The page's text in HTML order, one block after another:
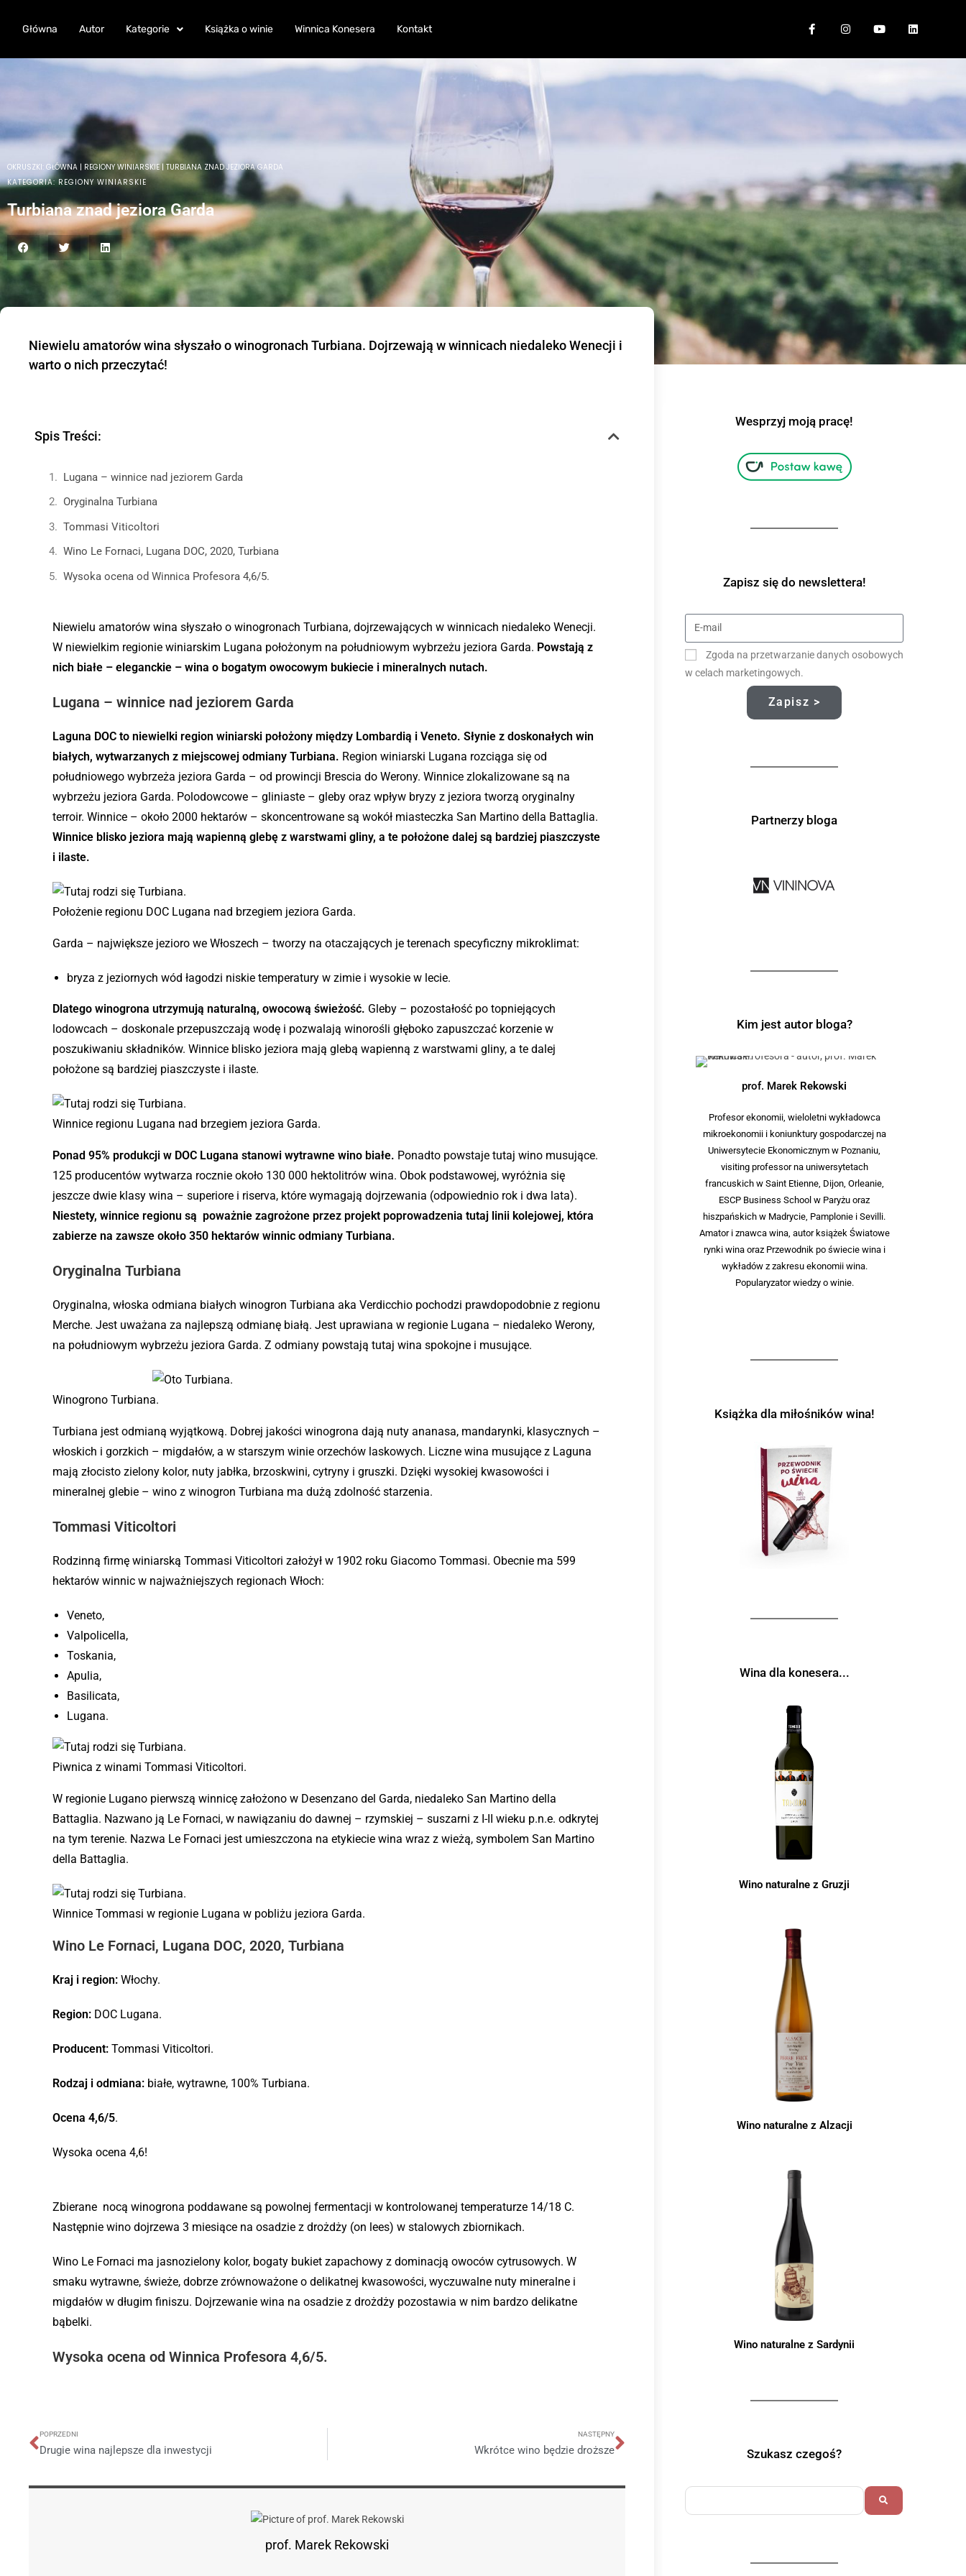
Główna Autor Kategorie Książka o winie Winnica Konesera Kontakt
OKRUSZKI: GŁÓWNA | REGIONY WINIARSKIE| TURBIANA ZNAD JEZIORA GARDA
KATEGORIA: REGIONY WINIARSKIE
Turbiana znad jeziora Garda
Niewielu amatorów wina słyszało o winogronach Turbiana. Dojrzewają w winnicach niedaleko Wenecji i
warto o nich przeczytać!
Spis Treści:
Lugana – winnice nad jeziorem Garda
Oryginalna Turbiana
Tommasi Viticoltori
Wino Le Fornaci, Lugana DOC, 2020, Turbiana
Wysoka ocena od Winnica Profesora 4,6/5.
Niewielu amatorów wina słyszało o winogronach Turbiana, dojrzewających w winnicach niedaleko Wenecji.
W niewielkim regionie winiarskim Lugana położonym na południowym wybrzeżu jeziora Garda. Powstają z
nich białe – eleganckie – wina o bogatym owocowym bukiecie i mineralnych nutach.
Lugana – winnice nad jeziorem Garda
Laguna DOC to niewielki region winiarski położony między Lombardią i Veneto. Słynie z doskonałych win
białych, wytwarzanych z miejscowej odmiany Turbiana. Region winiarski Lugana rozciąga się od
południowego wybrzeża jeziora Garda – od prowincji Brescia do Werony. Winnice zlokalizowane są na
wybrzeżu jeziora Garda. Polodowcowe – gliniaste – gleby oraz wpływ bryzy z jeziora tworzą oryginalny
terroir. Winnice – około 2000 hektarów – skoncentrowane są wokół miasteczka San Martino della Battaglia.
Winnice blisko jeziora mają wapienną glebę z warstwami gliny, a te położone dalej są bardziej piaszczyste
i ilaste.
Położenie regionu DOC Lugana nad brzegiem jeziora Garda.
Garda – największe jezioro we Włoszech – tworzy na otaczających je terenach specyficzny mikroklimat:
bryza z jeziornych wód łagodzi niskie temperatury w zimie i wysokie w lecie.
Dlatego winogrona utrzymują naturalną, owocową świeżość. Gleby – pozostałość po topniejących
lodowcach – doskonale przepuszczają wodę i pozwalają winorośli głęboko zapuszczać korzenie w
poszukiwaniu składników. Winnice blisko jeziora mają glebą wapienną z warstwami gliny, a te dalej
położone są bardziej piaszczyste i ilaste.
Winnice regionu Lugana nad brzegiem jeziora Garda.
Ponad 95% produkcji w DOC Lugana stanowi wytrawne wino białe. Ponadto powstaje tutaj wino musujące.
125 producentów wytwarza rocznie około 130 000 hektolitrów wina. Obok podstawowej, wyróżnia się
jeszcze dwie klasy wina – superiore i riserva, które wymagają dojrzewania (odpowiednio rok i dwa lata).
Niestety, winnice regionu są poważnie zagrożone przez projekt poprowadzenia tutaj linii kolejowej, która
zabierze na zawsze około 350 hektarów winnic odmiany Turbiana.
Oryginalna Turbiana
Oryginalna, włoska odmiana białych winogron Turbiana aka Verdicchio pochodzi prawdopodobnie z regionu
Merche. Jest uważana za najlepszą odmianę białą. Jest uprawiana w regionie Lugana – niedaleko Werony,
na południowym wybrzeżu jeziora Garda. Z odmiany powstają tutaj wina spokojne i musujące.
Winogrono Turbiana.
Turbiana jest odmianą wyjątkową. Dobrej jakości winogrona dają nuty ananasa, mandarynki, klasycznych –
włoskich i gorzkich – migdałów, a w starszym winie orzechów laskowych. Liczne wina musujące z Laguna
mają złocisto zielony kolor, nuty jabłka, brzoskwini, cytryny i gruszki. Dzięki wysokiej kwasowości i
mineralnej glebie – wino z winogron Turbiana ma dużą zdolność starzenia.
Tommasi Viticoltori
Rodzinną firmę winiarską Tommasi Viticoltori założył w 1902 roku Giacomo Tommasi. Obecnie ma 599
hektarów winnic w najważniejszych regionach Włoch:
Veneto,
Valpolicella,
Toskania,
Apulia,
Basilicata,
Lugana.
Piwnica z winami Tommasi Viticoltori.
W regionie Lugano pierwszą winnicę założono w Desenzano del Garda, niedaleko San Martino della
Battaglia. Nazwano ją Le Fornaci, w nawiązaniu do dawnej – rzymskiej – suszarni z I-II wieku p.n.e. odkrytej
na tym terenie. Nazwa Le Fornaci jest umieszczona na etykiecie wina wraz z wieżą, symbolem San Martino
della Battaglia.
Winnice Tommasi w regionie Lugana w pobliżu jeziora Garda.
Wino Le Fornaci, Lugana DOC, 2020, Turbiana
Kraj i region: Włochy.
Region: DOC Lugana.
Producent:Tommasi Viticoltori.
Rodzaj i odmiana: białe, wytrawne, 100% Turbiana.
Ocena 4,6/5.
Wysoka ocena 4,6!
Zbierane nocą winogrona poddawane są powolnej fermentacji w kontrolowanej temperaturze 14/18 C.
Następnie wino dojrzewa 3 miesiące na osadzie z drożdży (on lees) w stalowych zbiornikach.
Wino Le Fornaci ma jasnozielony kolor, bogaty bukiet zapachowy z dominacją owoców cytrusowych. W
smaku wytrawne, świeże, dobrze zrównoważone o delikatnej kwasowości, wyczuwalne nuty mineralne i
migdałów w długim finiszu. Dojrzewanie wina na osadzie z drożdży pozostawia w nim bardzo delikatne
bąbelki.
Wysoka ocena od Winnica Profesora 4,6/5.
POPRZEDNI
Drugie wina najlepsze dla inwestycji
NASTĘPNY
Wkrótce wino będzie droższe
prof. Marek Rekowski
Wesprzyj moją pracę!
Zapisz się do newslettera!
Zgoda na przetwarzanie danych osobowych
w celach marketingowych.
Zapisz >
Partnerzy bloga
Kim jest autor bloga?
prof. Marek Rekowski
Profesor ekonomii, wieloletni wykładowca
mikroekonomii i koniunktury gospodarczej na
Uniwersytecie Ekonomicznym w Poznaniu,
visiting professor na uniwersytetach
francuskich w Saint Etienne, Dijon, Orleanie,
ESCP Business School w Paryżu oraz
hiszpańskich w Madrycie, Pamplonie i Sevilli.
Amator i znawca wina, autor książek Światowe
rynki wina oraz Przewodnik po świecie wina i
wykładów z zakresu ekonomii wina.
Popularyzator wiedzy o winie.
Książka dla miłośników wina!
Wina dla konesera...
Wino naturalne z Gruzji
Wino naturalne z Alzacji
Wino naturalne z Sardynii
Szukasz czegoś?